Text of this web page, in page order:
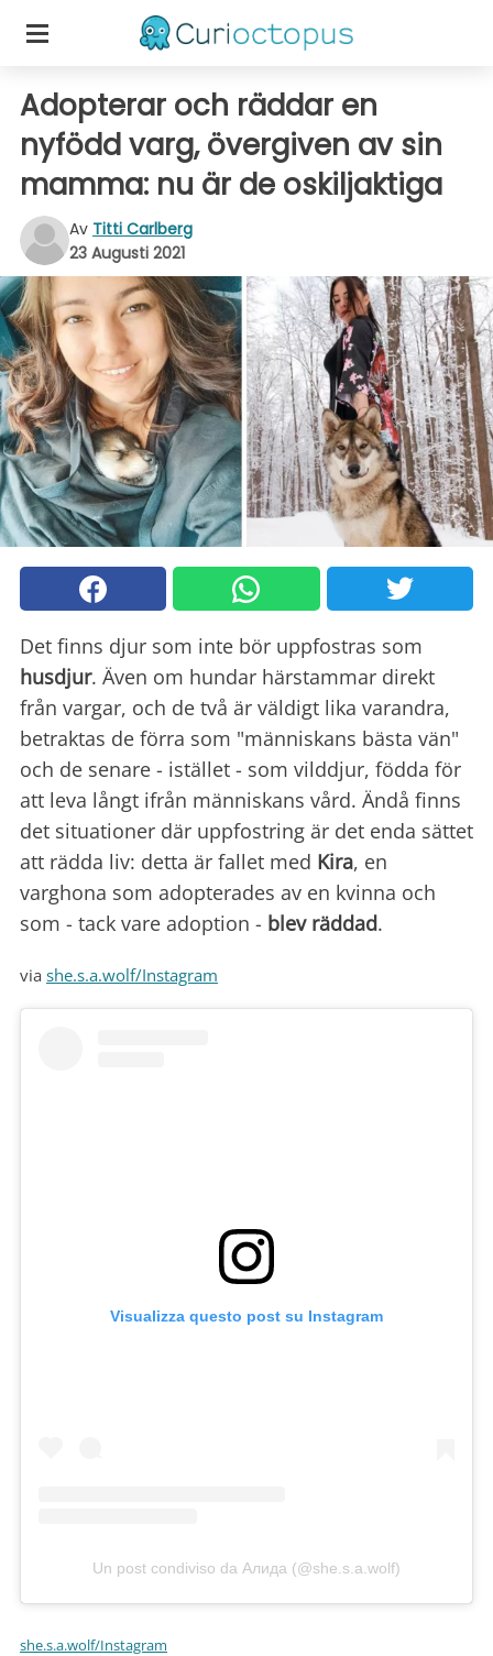
Adopterar och räddar en
nyfödd varg, övergiven av sin
mamma: nu är de oskiljaktiga
Av Titti Carlberg
23 Augusti 2021
Det finns djur som inte bör uppfostras som
husdjur. Även om hundar härstammar direkt
från vargar, och de två är väldigt lika varandra,
betraktas de förra som "människans bästa vän"
och de senare - istället - som vilddjur, födda för
att leva långt ifrån människans vård. Ändå finns
det situationer där uppfostring är det enda sättet
att rädda liv: detta är fallet med Kira, en
varghona som adopterades av en kvinna och
som - tack vare adoption - blev räddad.
via she.s.a.wolf/Instagram
Visualizza questo post su Instagram
Un post condiviso da Алида (@she.s.a.wolf)
she.s.a.wolf/Instagram